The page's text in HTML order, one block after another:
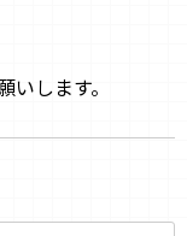
します。